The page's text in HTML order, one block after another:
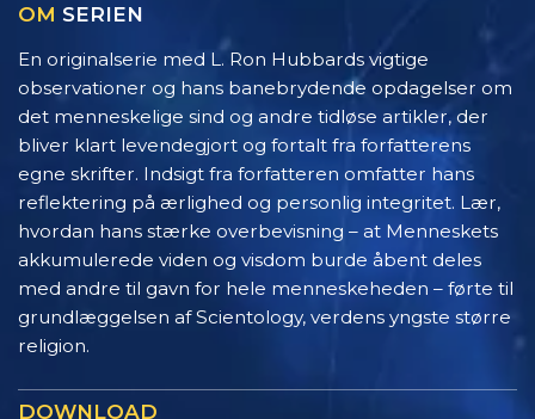
OM SERIEN
En originalserie med L. Ron Hubbards vigtige
observationer og hans banebrydende opdagelser om
det menneskelige sind og andre tidløse artikler, der
bliver klart levendegjort og fortalt fra forfatterens
egne skrifter. Indsigt fra forfatteren omfatter hans
reflektering på ærlighed og personlig integritet. Lær,
hvordan hans stærke overbevisning – at Menneskets
akkumulerede viden og visdom burde åbent deles
med andre til gavn for hele menneskeheden – førte til
grundlæggelsen af Scientology, verdens yngste større
religion.
DOWNLOAD